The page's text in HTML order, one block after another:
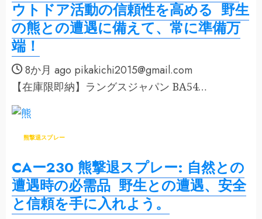
ウトドア活動の信頼性を高める 野生
の熊との遭遇に備えて、常に準備万
端！
8か月 ago pikakichi2015@gmail.com
【在庫限即納】ラングスジャパン BA54…
熊撃退スプレー
CAー230 熊撃退スプレー: 自然との
遭遇時の必需品 野生との遭遇、安全
と信頼を手に入れよう。